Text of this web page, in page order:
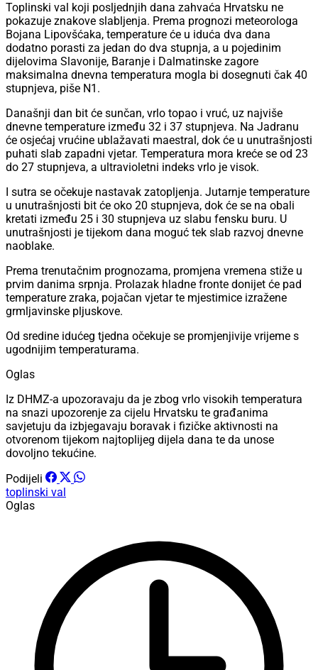
Toplinski val koji posljednjih dana zahvaća Hrvatsku ne
pokazuje znakove slabljenja. Prema prognozi meteorologa
Bojana Lipovšćaka, temperature će u iduća dva dana
dodatno porasti za jedan do dva stupnja, a u pojedinim
dijelovima Slavonije, Baranje i Dalmatinske zagore
maksimalna dnevna temperatura mogla bi dosegnuti čak 40
stupnjeva, piše N1.
Današnji dan bit će sunčan, vrlo topao i vruć, uz najviše
dnevne temperature između 32 i 37 stupnjeva. Na Jadranu
će osjećaj vrućine ublažavati maestral, dok će u unutrašnjosti
puhati slab zapadni vjetar. Temperatura mora kreće se od 23
do 27 stupnjeva, a ultravioletni indeks vrlo je visok.
I sutra se očekuje nastavak zatopljenja. Jutarnje temperature
u unutrašnjosti bit će oko 20 stupnjeva, dok će se na obali
kretati između 25 i 30 stupnjeva uz slabu fensku buru. U
unutrašnjosti je tijekom dana moguć tek slab razvoj dnevne
naoblake.
Prema trenutačnim prognozama, promjena vremena stiže u
prvim danima srpnja. Prolazak hladne fronte donijet će pad
temperature zraka, pojačan vjetar te mjestimice izražene
grmljavinske pljuskove.
Od sredine idućeg tjedna očekuje se promjenjivije vrijeme s
ugodnijim temperaturama.
Oglas
Iz DHMZ-a upozoravaju da je zbog vrlo visokih temperatura
na snazi upozorenje za cijelu Hrvatsku te građanima
savjetuju da izbjegavaju boravak i fizičke aktivnosti na
otvorenom tijekom najtoplijeg dijela dana te da unose
dovoljno tekućine.
Podijeli
toplinski val
Oglas